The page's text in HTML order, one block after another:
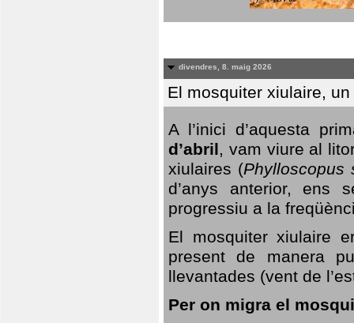
divendres, 8. maig 2026
El mosquiter xiulaire,
A l’inici d’aquesta
d’abril, vam viure al
xiulaires (Phylloscopus
d’anys anterior, ens
progressiu a la
El mosquiter xiulaire
present de manera
llevantades (vent de
Per on migra el